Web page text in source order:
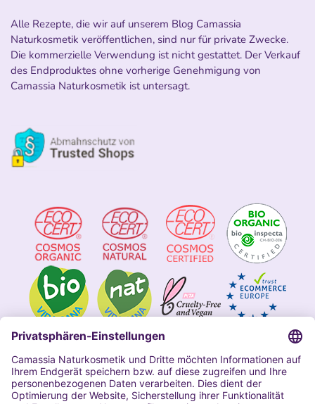
Alle Rezepte, die wir auf unserem Blog Camassia
Naturkosmetik veröffentlichen, sind nur für private Zwecke.
Die kommerzielle Verwendung ist nicht gestattet. Der Verkauf
des Endproduktes ohne vorherige Genehmigung von
Camassia Naturkosmetik ist untersagt.
Impressum
Allgemeine Geschäftsbedingungen